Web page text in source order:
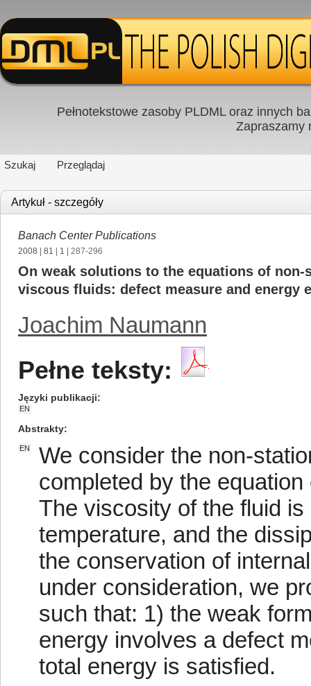
Pełnotekstowe zasoby PLDML oraz innych
Zapraszamy
Szukaj Przeglądaj
Artykuł - szczegóły
Banach Center Publications
2008 81 1 | 287-296
On weak solutions to the equations of
viscous fluids: defect measure and energy
Joachim Naumann
Pełne teksty:
Języki publikacji
EN
Abstrakty
EN
We consider the non-
completed by the
The viscosity of the fluid
temperature, and the
the conservation of
under consideration, we
such that: 1) the weak
energy involves a defect
total energy is satisfied.